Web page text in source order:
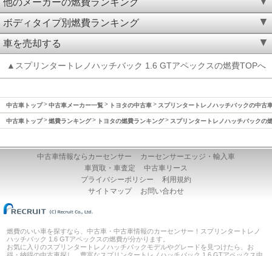
ボディタイプ別燃費ランキング
車を売却する
▲スプリンタートレノハッチバック 1.6 GTアペックスの燃費TOPへ
中古車トップ 中古車メーカー一覧 トヨタの中古車 スプリンタートレノハッチバックの中古
中古車トップ 燃費ランキング トヨタの燃費ランキング スプリンタートレノハッチバックの
中古車情報ならカーセンサー
カーセンサーエッジ・輸入車
車買取・車査定
中古車リース
プライバシーポリシー
利用規約
サイトマップ
お問い合わせ
燃費のいい車を探すなら、中古車・中古車情報のカーセンサー！スプリンタートレノ
ハッチバック 1.6 GTアペックスの燃費が分かります。
お気に入りのスプリンタートレノハッチバックモデルやグレードを見つけたら、お